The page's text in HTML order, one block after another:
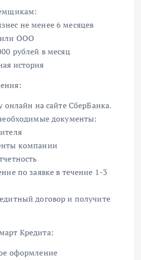
не менее 6 месяцев
или ООО
рублей в месяц
история
онлайн на сайте СберБанка.
документы:
компании
по заявке в течение 1-3
договор и получите
Кредита:
оформление